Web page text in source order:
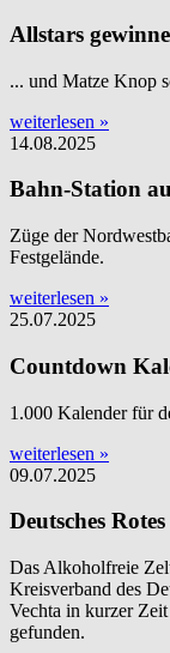
Allstars
... und Matze Knop
weiterlesen »
14.08.2025
Bahn-Station
Züge der
Festgelände.
weiterlesen »
25.07.2025
Countdown
1.000 Kalender für
weiterlesen »
09.07.2025
Deutsches
Das Alkoholfreie
Kreisverband des
Vechta in kurzer
gefunden.